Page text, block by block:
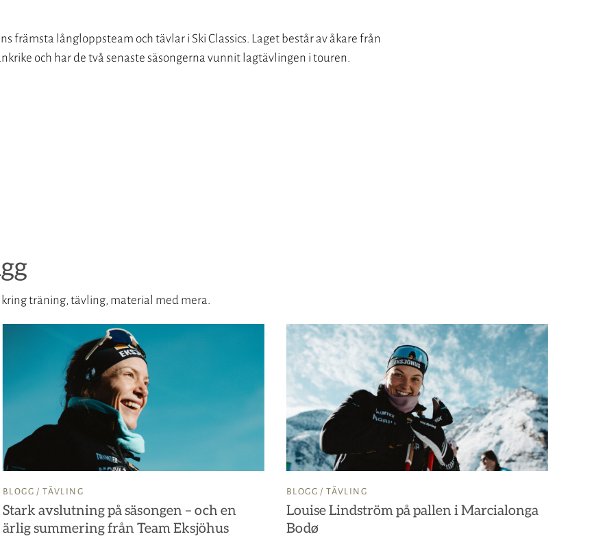
främsta långloppsteam och tävlar i Ski Classics. Laget består av åkare från
och har de två senaste säsongerna vunnit lagtävlingen i touren.
träning, tävling, material med mera.
BLOGG /TÄVLING
Stark avslutning på säsongen – och en
ärlig summering från Team Eksjöhus
BLOGG /TÄVLING
Louise Lindström på pallen i Marcialonga
Bodø